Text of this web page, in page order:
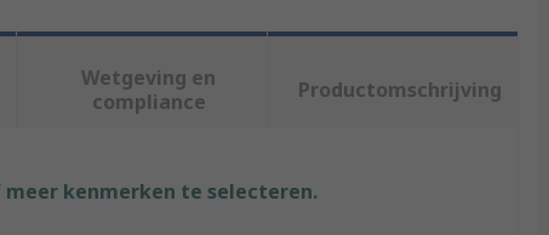
Wetgeving en
compliance
Productomschrijving
kenmerken te selecteren.